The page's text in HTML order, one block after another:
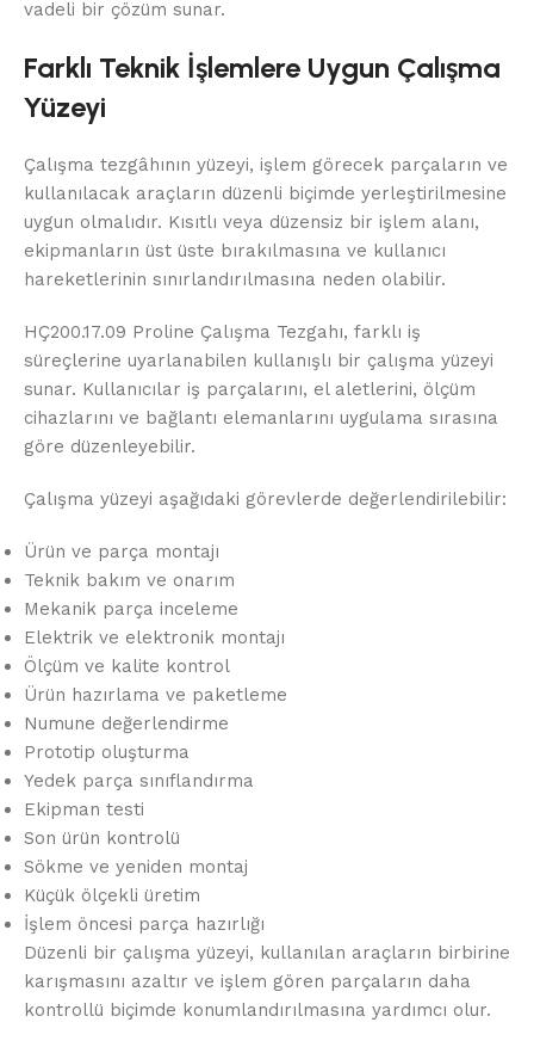
vadeli bir çözüm sunar.
Farklı Teknik İşlemlere Uygun Çalışma
Yüzeyi
Çalışma tezgâhının yüzeyi, işlem görecek parçaların ve
kullanılacak araçların düzenli biçimde yerleştirilmesine
uygun olmalıdır. Kısıtlı veya düzensiz bir işlem alanı,
ekipmanların üst üste bırakılmasına ve kullanıcı
hareketlerinin sınırlandırılmasına neden olabilir.
HÇ200.17.09 Proline Çalışma Tezgahı, farklı iş
süreçlerine uyarlanabilen kullanışlı bir çalışma yüzeyi
sunar. Kullanıcılar iş parçalarını, el aletlerini, ölçüm
cihazlarını ve bağlantı elemanlarını uygulama sırasına
göre düzenleyebilir.
Çalışma yüzeyi aşağıdaki görevlerde değerlendirilebilir:
Ürün ve parça montajı
Teknik bakım ve onarım
Mekanik parça inceleme
Elektrik ve elektronik montajı
Ölçüm ve kalite kontrol
Ürün hazırlama ve paketleme
Numune değerlendirme
Prototip oluşturma
Yedek parça sınıflandırma
Ekipman testi
Son ürün kontrolü
Sökme ve yeniden montaj
Küçük ölçekli üretim
İşlem öncesi parça hazırlığı
Düzenli bir çalışma yüzeyi, kullanılan araçların birbirine
karışmasını azaltır ve işlem gören parçaların daha
kontrollü biçimde konumlandırılmasına yardımcı olur.